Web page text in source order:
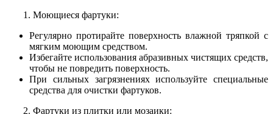
1. Моющиеся фартуки:
Регулярно протирайте поверхность влажной тряпкой с
мягким моющим средством.
Избегайте использования абразивных чистящих средств,
чтобы не повредить поверхность.
При сильных загрязнениях используйте специальные
средства для очистки фартуков.
2. Фартуки из плитки или мозаики: